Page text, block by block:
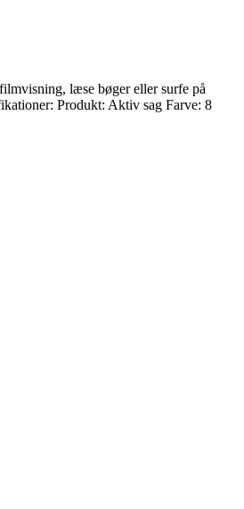
læse bøger eller surfe på
Produkt: Aktiv sag Farve: 8